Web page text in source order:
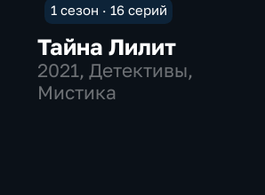
1 сезон · 16 серий
Тайна Лилит
2021, Детективы,
Мистика